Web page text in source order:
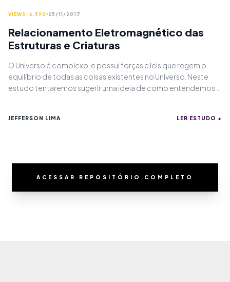
VIEWS: 6.590 25/11/2017
Relacionamento Eletromagnético das
Estruturas e Criaturas
O Universo é complexo, e possui forças e leis que regem o
equilíbrio de todas as coisas existentes no Universo. Neste
estudo tentaremos sugerir uma ideia de como entendemos a
JEFFERSON LIMA LER ESTUDO +
ACESSAR REPOSITÓRIO COMPLETO